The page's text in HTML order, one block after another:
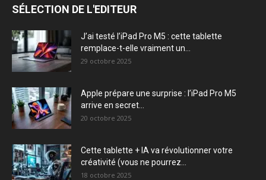
SÉLECTION DE L'EDITEUR
J’ai testé l’iPad Pro M5 : cette tablette
remplace-t-elle vraiment un...
29 octobre 2025
Apple prépare une surprise : l’iPad Pro M5
arrive en secret...
20 octobre 2025
Cette tablette + IA va révolutionner votre
créativité (vous ne pourrez...
18 octobre 2025